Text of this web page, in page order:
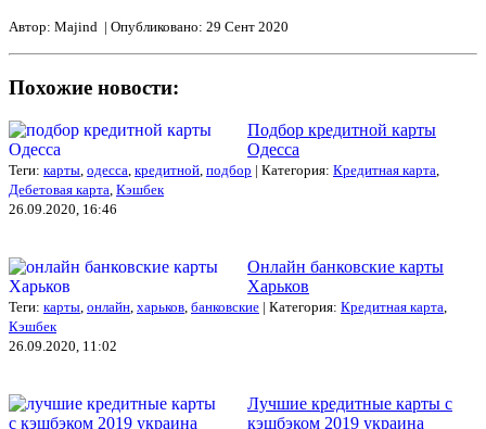
Автор: Majind | Опубликовано: 29 Сент 2020
Похожие новости:
Подбор кредитной карты
Одесса
Теги: карты одесса кредитной подбор | Категория: Кредитная карта
Дебетовая карта Кэшбек
26.09.2020, 16:46
Онлайн банковские карты
Харьков
Теги: карты онлайн харьков банковские | Категория: Кредитная карта
Кэшбек
26.09.2020, 11:02
Лучшие кредитные карты с
кэшбэком 2019 украина